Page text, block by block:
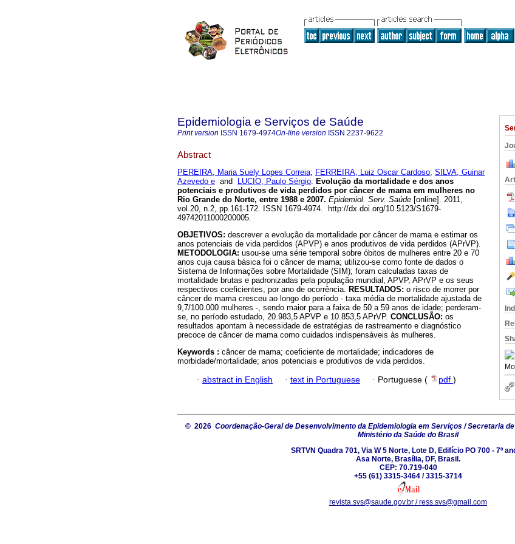
Epidemiologia e Serviços de Saúde
Print version ISSN 1679-4974On-line version ISSN 2237-9622
Abstract
PEREIRA, Maria Suely Lopes Correia; FERREIRA, Luiz Oscar Cardoso; SILVA, Guinar
Azevedo e and LUCIO, Paulo Sérgio. Evolução da mortalidade e dos anos
potenciais e produtivos de vida perdidos por câncer de mama em mulheres no
Rio Grande do Norte, entre 1988 e 2007. Epidemiol. Serv. Saúde [online]. 2011,
vol.20, n.2, pp.161-172. ISSN 1679-4974. http://dx.doi.org/10.5123/S1679-
49742011000200005.
OBJETIVOS: descrever a evolução da mortalidade por câncer de mama e estimar os
anos potenciais de vida perdidos (APVP) e anos produtivos de vida perdidos (APrVP).
METODOLOGIA: usou-se uma série temporal sobre óbitos de mulheres entre 20 e 70
anos cuja causa básica foi o câncer de mama; utilizou-se como fonte de dados o
Sistema de Informações sobre Mortalidade (SIM); foram calculadas taxas de
mortalidade brutas e padronizadas pela população mundial, APVP, APrVP e os seus
respectivos coeficientes, por ano de ocorrência. RESULTADOS: o risco de morrer por
câncer de mama cresceu ao longo do período - taxa média de mortalidade ajustada de
9,7/100.000 mulheres -, sendo maior para a faixa de 50 a 59 anos de idade; perderam-
se, no período estudado, 20.983,5 APVP e 10.853,5 APrVP. CONCLUSÃO: os
resultados apontam à necessidade de estratégias de rastreamento e diagnóstico
precoce de câncer de mama como cuidados indispensáveis às mulheres.
Keywords : câncer de mama; coeficiente de mortalidade; indicadores de
morbidade/mortalidade; anos potenciais e produtivos de vida perdidos.
· abstract in English · text in Portuguese · Portuguese ( pdf )
© 2026 Coordenação-Geral de Desenvolvimento da Epidemiologia em Serviços / Secretaria
Ministério da Saúde do Brasil
SRTVN Quadra 701, Via W 5 Norte, Lote D, Edifício PO 700 - 7º
Asa Norte, Brasília, DF, Brasil.
CEP: 70.719-040
+55 (61) 3315-3464 / 3315-3714
revista.svs@saude.gov.br / ress.svs@gmail.com